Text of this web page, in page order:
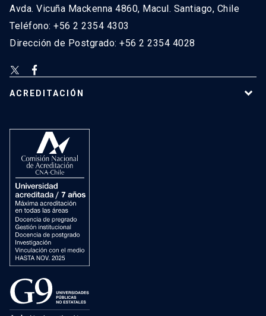
Avda. Vicuña Mackenna 4860, Macul. Santiago, Chile
Teléfono: +56 2 2354 4303
Dirección de Postgrado: +56 2 2354 4028
ACREDITACIÓN